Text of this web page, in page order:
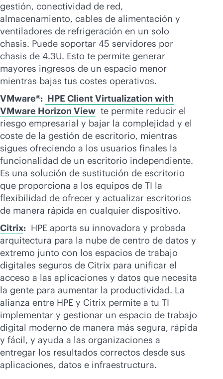
gestión, conectividad de red,
almacenamiento, cables de alimentación y
ventiladores de refrigeración en un solo
chasis. Puede soportar 45 servidores por
chasis de 4.3U. Esto te permite generar
mayores ingresos de un espacio menor
mientras bajas tus costes operativos.
VMware®: HPE Client Virtualization with
VMware Horizon View te permite reducir el
riesgo empresarial y bajar la complejidad y el
coste de la gestión de escritorio, mientras
sigues ofreciendo a los usuarios finales la
funcionalidad de un escritorio independiente.
Es una solución de sustitución de escritorio
que proporciona a los equipos de TI la
flexibilidad de ofrecer y actualizar escritorios
de manera rápida en cualquier dispositivo.
Citrix: HPE aporta su innovadora y probada
arquitectura para la nube de centro de datos y
extremo junto con los espacios de trabajo
digitales seguros de Citrix para unificar el
acceso a las aplicaciones y datos que necesita
la gente para aumentar la productividad. La
alianza entre HPE y Citrix permite a tu TI
implementar y gestionar un espacio de trabajo
digital moderno de manera más segura, rápida
y fácil, y ayuda a las organizaciones a
entregar los resultados correctos desde sus
aplicaciones, datos e infraestructura.